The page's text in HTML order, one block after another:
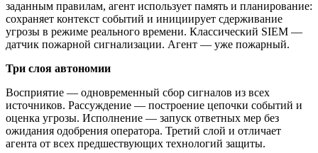
заданным правилам, агент использует память и планирование:
сохраняет контекст событий и инициирует сдерживание
угрозы в режиме реального времени. Классический SIEM —
датчик пожарной сигнализации. Агент — уже пожарный.
Три слоя автономии
Восприятие — одновременный сбор сигналов из всех
источников. Рассуждение — построение цепочки событий и
оценка угрозы. Исполнение — запуск ответных мер без
ожидания одобрения оператора. Третий слой и отличает
агента от всех предшествующих технологий защиты.